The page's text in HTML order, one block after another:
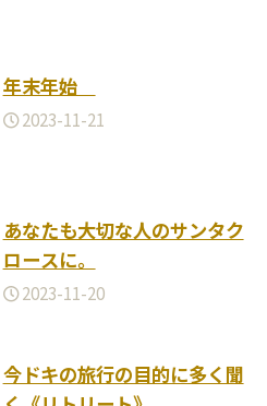
年末年始
2023-11-21
あなたも大切な人のサンタク
ロースに。
2023-11-20
今ドキの旅行の目的に多く聞